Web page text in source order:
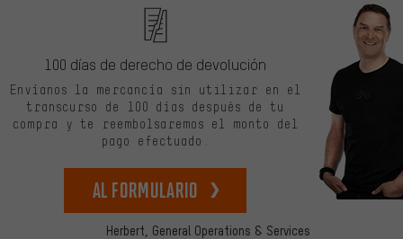
Herbert, General Operations & Services
100 días de derecho de devolución
Envíanos la mercancía sin utilizar en el
transcurso de 100 días después de tu
compra y te reembolsaremos el monto del
pago efectuado.
Al formulario